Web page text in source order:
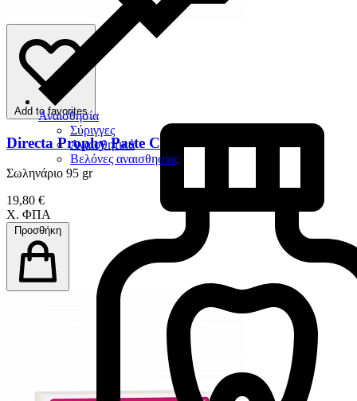
Αναισθησία
Σύριγγες
Αναισθητικά
Βελόνες αναισθησίας
Add to favorites
Directa Prophy Paste CCS
Σωληνάριο 95 gr
19,80 €
Χ. ΦΠΑ
Προσθήκη